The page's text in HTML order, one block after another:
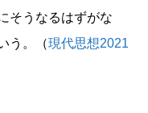
そうなるはずがな
う。（現代思想2021